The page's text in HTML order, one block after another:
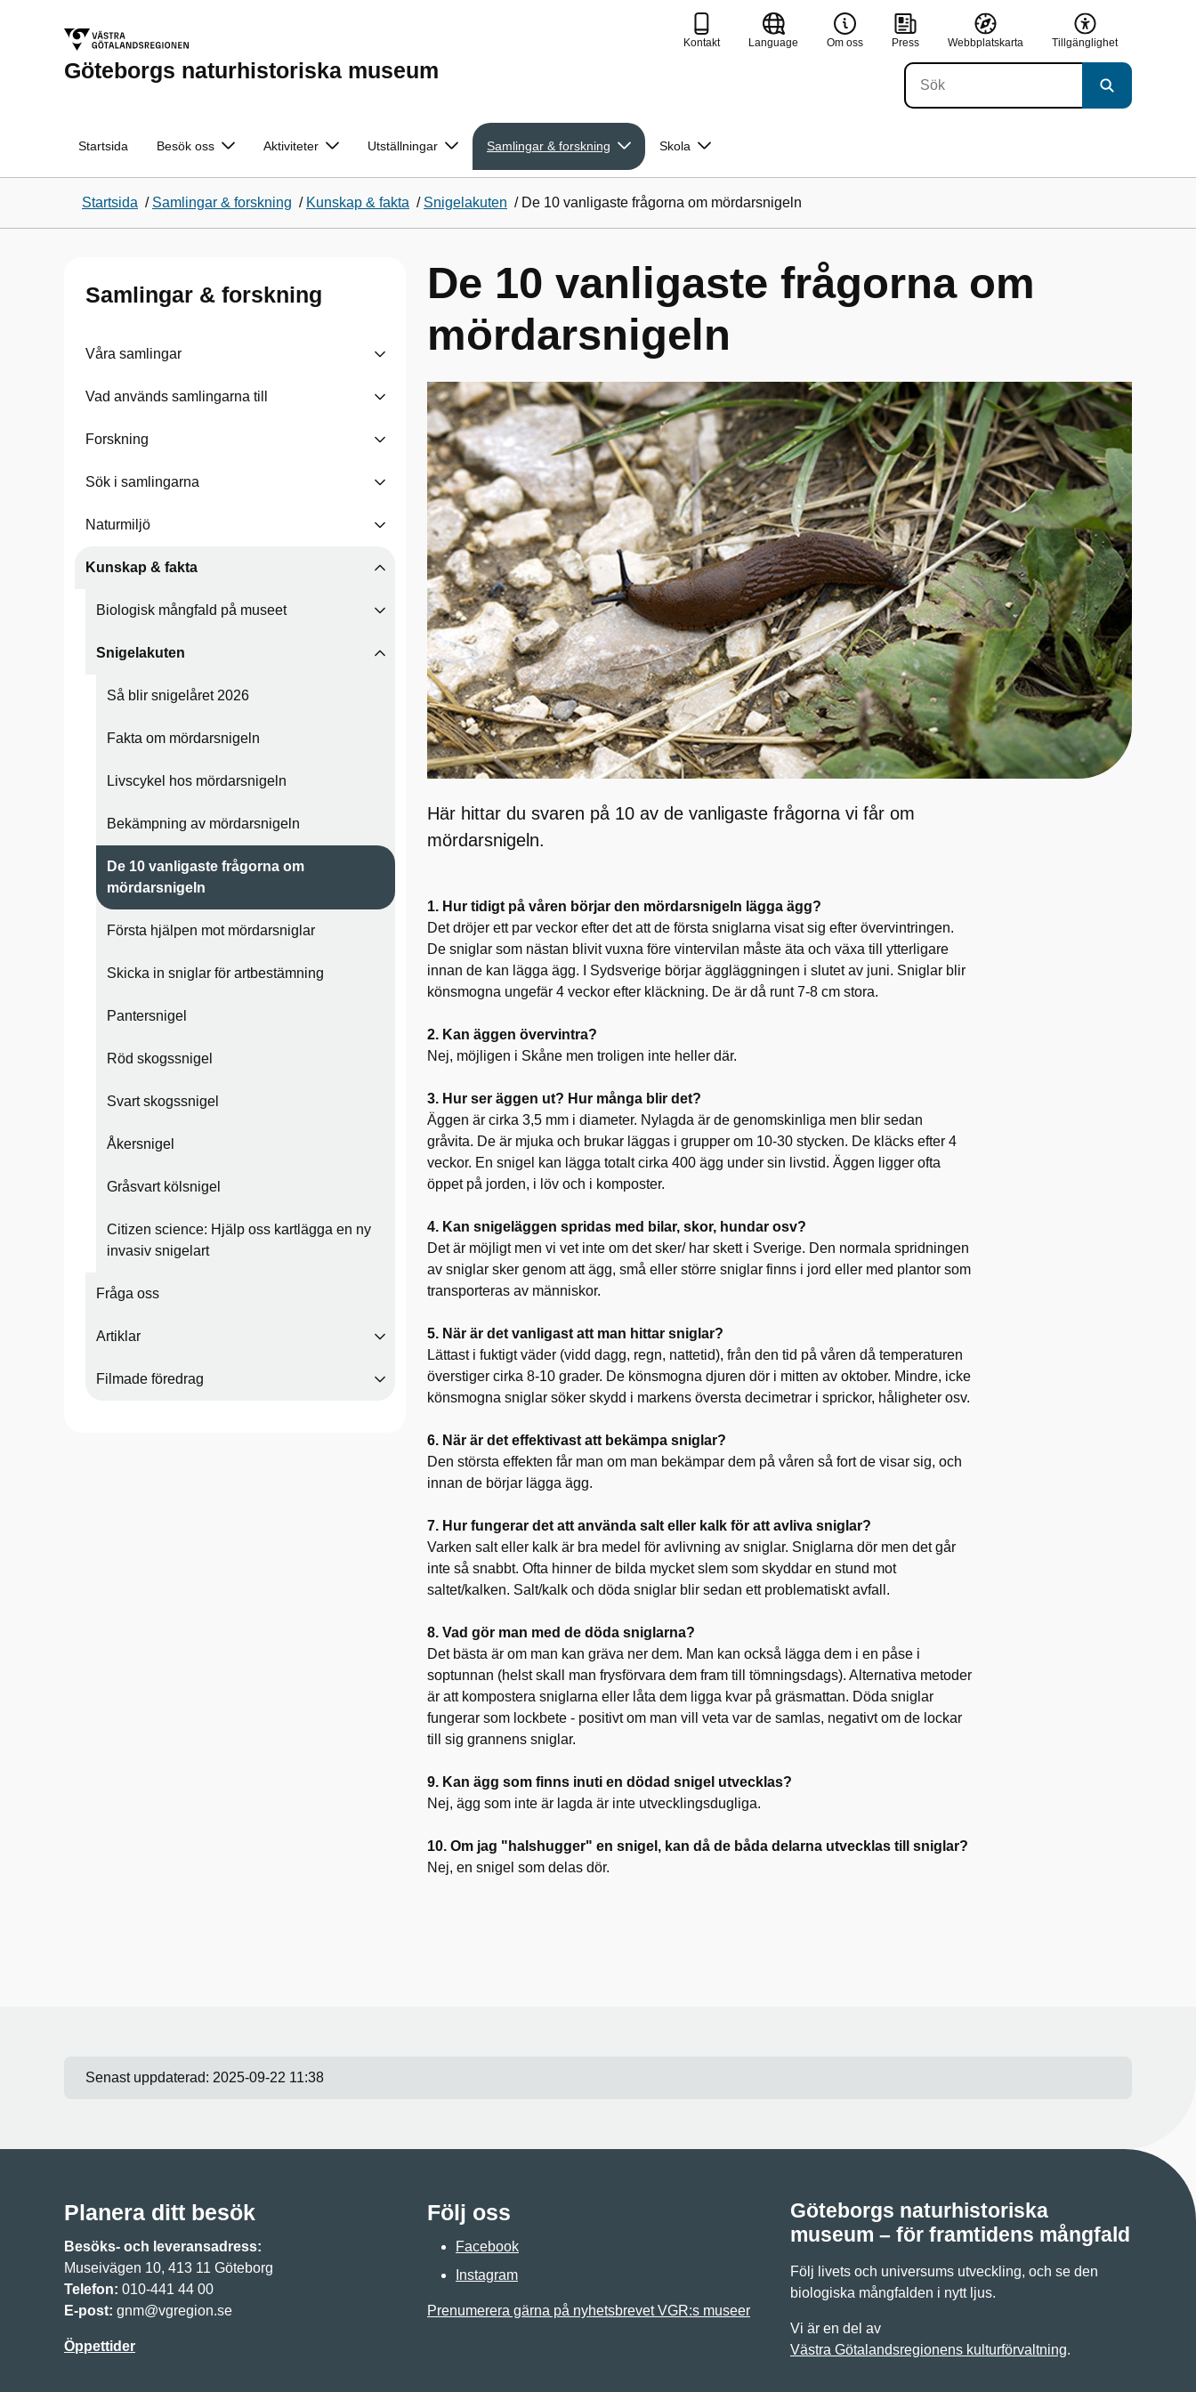
Göteborgs naturhistoriska museum
Kontakt Language Om oss Press Webbplatskarta Tillgänglighet
Startsida Besök oss Aktiviteter Utställningar Samlingar & forskning Skola
Startsida / Samlingar & forskning / Kunskap & fakta / Snigelakuten / De 10 vanligaste frågorna om mördarsnigeln
Samlingar & forskning
Våra samlingar
Vad används samlingarna till
Forskning
Sök i samlingarna
Naturmiljö
Kunskap & fakta
Biologisk mångfald på museet
Snigelakuten
Så blir snigelåret 2026
Fakta om mördarsnigeln
Livscykel hos mördarsnigeln
Bekämpning av mördarsnigeln
De 10 vanligaste frågorna om
mördarsnigeln
Första hjälpen mot mördarsniglar
Skicka in sniglar för artbestämning
Pantersnigel
Röd skogssnigel
Svart skogssnigel
Åkersnigel
Gråsvart kölsnigel
Citizen science: Hjälp oss kartlägga en ny
invasiv snigelart
Fråga oss
Artiklar
Filmade föredrag
De 10 vanligaste frågorna om
mördarsnigeln
Här hittar du svaren på 10 av de vanligaste frågorna vi får om
mördarsnigeln.
1. Hur tidigt på våren börjar den mördarsnigeln lägga ägg?
Det dröjer ett par veckor efter det att de första sniglarna visat sig efter övervintringen.
De sniglar som nästan blivit vuxna före vintervilan måste äta och växa till ytterligare
innan de kan lägga ägg. I Sydsverige börjar äggläggningen i slutet av juni. Sniglar blir
könsmogna ungefär 4 veckor efter kläckning. De är då runt 7-8 cm stora.
2. Kan äggen övervintra?
Nej, möjligen i Skåne men troligen inte heller där.
3. Hur ser äggen ut? Hur många blir det?
Äggen är cirka 3,5 mm i diameter. Nylagda är de genomskinliga men blir sedan
gråvita. De är mjuka och brukar läggas i grupper om 10-30 stycken. De kläcks efter 4
veckor. En snigel kan lägga totalt cirka 400 ägg under sin livstid. Äggen ligger ofta
öppet på jorden, i löv och i komposter.
4. Kan snigeläggen spridas med bilar, skor, hundar osv?
Det är möjligt men vi vet inte om det sker/ har skett i Sverige. Den normala spridningen
av sniglar sker genom att ägg, små eller större sniglar finns i jord eller med plantor som
transporteras av människor.
5. När är det vanligast att man hittar sniglar?
Lättast i fuktigt väder (vidd dagg, regn, nattetid), från den tid på våren då temperaturen
överstiger cirka 8-10 grader. De könsmogna djuren dör i mitten av oktober. Mindre, icke
könsmogna sniglar söker skydd i markens översta decimetrar i sprickor, håligheter osv.
6. När är det effektivast att bekämpa sniglar?
Den största effekten får man om man bekämpar dem på våren så fort de visar sig, och
innan de börjar lägga ägg.
7. Hur fungerar det att använda salt eller kalk för att avliva sniglar?
Varken salt eller kalk är bra medel för avlivning av sniglar. Sniglarna dör men det går
inte så snabbt. Ofta hinner de bilda mycket slem som skyddar en stund mot
saltet/kalken. Salt/kalk och döda sniglar blir sedan ett problematiskt avfall.
8. Vad gör man med de döda sniglarna?
Det bästa är om man kan gräva ner dem. Man kan också lägga dem i en påse i
soptunnan (helst skall man frysförvara dem fram till tömningsdags). Alternativa metoder
är att kompostera sniglarna eller låta dem ligga kvar på gräsmattan. Döda sniglar
fungerar som lockbete - positivt om man vill veta var de samlas, negativt om de lockar
till sig grannens sniglar.
9. Kan ägg som finns inuti en dödad snigel utvecklas?
Nej, ägg som inte är lagda är inte utvecklingsdugliga.
10. Om jag "halshugger" en snigel, kan då de båda delarna utvecklas till sniglar?
Nej, en snigel som delas dör.
Senast uppdaterad: 2025-09-22 11:38
Planera ditt besök
Besöks- och leveransadress:
Museivägen 10, 413 11 Göteborg
Telefon: 010-441 44 00
E-post: gnm@vgregion.se
Öppettider
Följ oss
Facebook
Instagram
Prenumerera gärna på nyhetsbrevet VGR:s museer
Göteborgs naturhistoriska
museum – för framtidens mångfald
Följ livets och universums utveckling, och se den
biologiska mångfalden i nytt ljus.
Vi är en del av
Västra Götalandsregionens kulturförvaltning.